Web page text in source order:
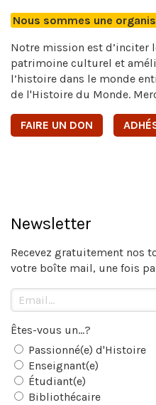
Nous sommes une
Notre mission est d’inciter
patrimoine culturel et
l’histoire dans le monde
de l'Histoire du Monde.
FAIRE UN DON
Newsletter
Recevez gratuitement nos
votre boîte mail, une fois
Êtes-vous un...?
Passionné(e) d'Histoire
Enseignant(e)
Étudiant(e)
Bibliothécaire